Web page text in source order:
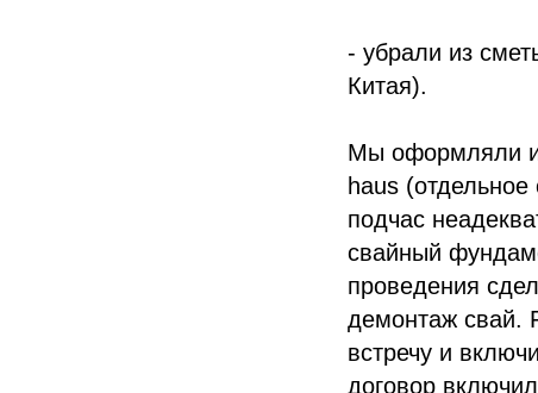
- убрали из
Китая).
Мы оформляли
haus
подчас
свайный
проведения
демонтаж свай.
встречу и
договор